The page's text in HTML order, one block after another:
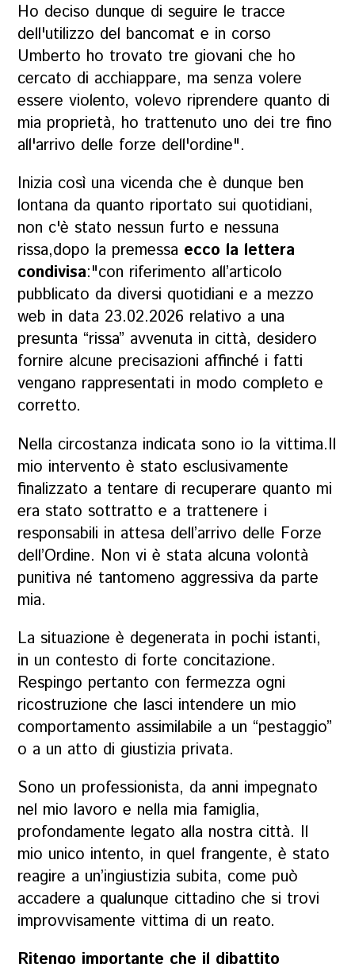
Ho deciso dunque di seguire le tracce
dell'utilizzo del bancomat e in corso
Umberto ho trovato tre giovani che ho
cercato di acchiappare, ma senza volere
essere violento, volevo riprendere quanto di
mia proprietà, ho trattenuto uno dei tre fino
all'arrivo delle forze dell'ordine".
Inizia così una vicenda che è dunque ben
lontana da quanto riportato sui quotidiani,
non c'è stato nessun furto e nessuna
rissa,dopo la premessa ecco la lettera
condivisa:"con riferimento all’articolo
pubblicato da diversi quotidiani e a mezzo
web in data 23.02.2026 relativo a una
presunta “rissa” avvenuta in città, desidero
fornire alcune precisazioni affinché i fatti
vengano rappresentati in modo completo e
corretto.
Nella circostanza indicata sono io la vittima.Il
mio intervento è stato esclusivamente
finalizzato a tentare di recuperare quanto mi
era stato sottratto e a trattenere i
responsabili in attesa dell’arrivo delle Forze
dell’Ordine. Non vi è stata alcuna volontà
punitiva né tantomeno aggressiva da parte
mia.
La situazione è degenerata in pochi istanti,
in un contesto di forte concitazione.
Respingo pertanto con fermezza ogni
ricostruzione che lasci intendere un mio
comportamento assimilabile a un “pestaggio”
o a un atto di giustizia privata.
Sono un professionista, da anni impegnato
nel mio lavoro e nella mia famiglia,
profondamente legato alla nostra città. Il
mio unico intento, in quel frangente, è stato
reagire a un’ingiustizia subita, come può
accadere a qualunque cittadino che si trovi
improvvisamente vittima di un reato.